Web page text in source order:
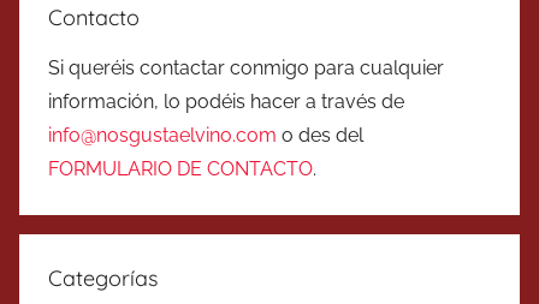
Contacto
Si queréis contactar conmigo para cualquier
información, lo podéis hacer a través de
info@nosgustaelvino.com o des del
FORMULARIO DE CONTACTO.
Categorías